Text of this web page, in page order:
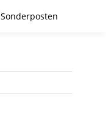
Sonderposten